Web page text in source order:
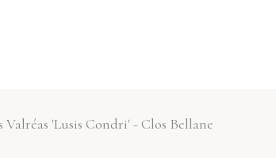
Valréas 'Lusis Condri' - Clos Bellane